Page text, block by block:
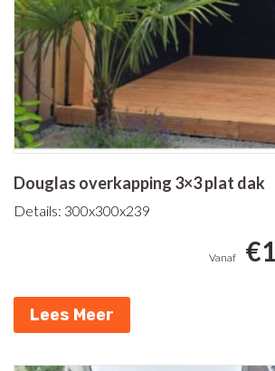
Douglas overkapping 3×3 plat dak
Details: 300x300x239
€
Lees Meer